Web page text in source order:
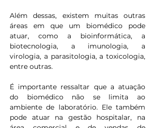
Além dessas, existem muitas outras
áreas em que um biomédico pode
atuar, como a bioinformática, a
biotecnologia, a imunologia, a
virologia, a parasitologia, a toxicologia,
entre outras.
É importante ressaltar que a atuação
do biomédico não se limita ao
ambiente de laboratório. Ele também
pode atuar na gestão hospitalar, na